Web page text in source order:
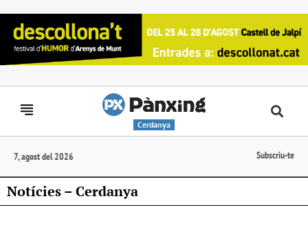
Cerdanya
7, agost del 2026 Subscriu-te
Notícies – Cerdanya